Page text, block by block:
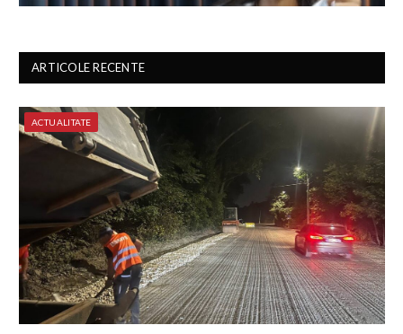
ARTICOLE RECENTE
ACTUALITATE